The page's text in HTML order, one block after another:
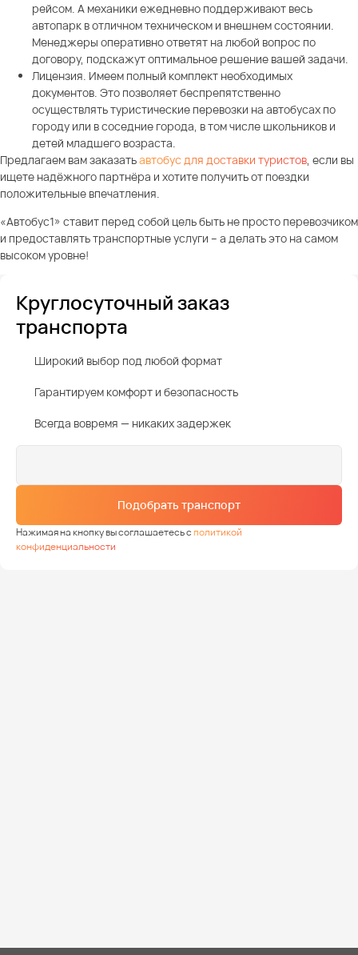
рейсом. А механики ежедневно поддерживают весь
автопарк в отличном техническом и внешнем состоянии.
Менеджеры оперативно ответят на любой вопрос по
договору, подскажут оптимальное решение вашей задачи.
Лицензия. Имеем полный комплект необходимых
документов. Это позволяет беспрепятственно
осуществлять туристические перевозки на автобусах по
городу или в соседние города, в том числе школьников и
детей младшего возраста.
Предлагаем вам заказатьавтобус для доставки туристов , если вы
ищете надёжного партнёра и хотите получить от поездки
положительные впечатления.
«Автобус1» ставит перед собой цель быть не просто перевозчиком
и предоставлять транспортные услуги – а делать это на самом
высоком уровне!
Круглосуточный заказ
транспорта
Широкий выбор под любой формат
Гарантируем комфорт и безопасность
Всегда вовремя — никаких задержек
Подобрать транспорт
Нажимая на кнопку вы соглашаетесь сполитикой
конфиденциальности